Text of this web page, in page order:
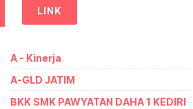
LINK
A - Kinerja
A-GLD JATIM
BKK SMK PAWYATAN DAHA 1 KEDIRI